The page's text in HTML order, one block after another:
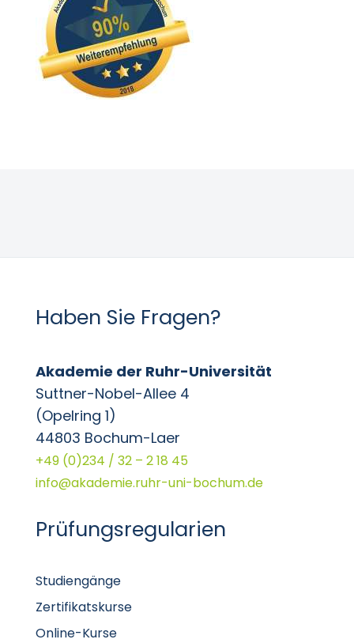
Lernen.
Haben Sie Fragen?
Akademie der Ruhr-Universität
Suttner-Nobel-Allee 4
(Opelring 1)
44803 Bochum-Laer
+49 (0)234 / 32 – 2 18 45
info@akademie.ruhr-uni-bochum.de
Prüfungsregularien
Studiengänge
Zertifikatskurse
Online-Kurse